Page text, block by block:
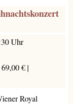
Uhr
€ |
Royal